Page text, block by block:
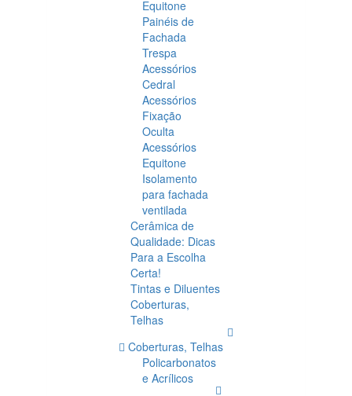
Equitone
Painéis de
Fachada
Trespa
Acessórios
Cedral
Acessórios
Fixação
Oculta
Acessórios
Equitone
Isolamento
para fachada
ventilada
Cerâmica de
Qualidade: Dicas
Para a Escolha
Certa!
Tintas e Diluentes
Coberturas,
Telhas
Coberturas, Telhas
Policarbonatos
e Acrílicos